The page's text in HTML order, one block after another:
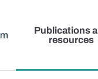
Publications
resources